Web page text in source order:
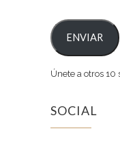
ENVIAR
Únete a otros 10
SOCIAL